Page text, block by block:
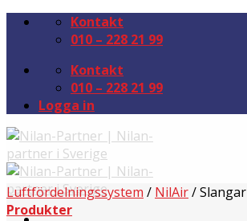
Kontakt
010 – 228 21 99
Kontakt
010 – 228 21 99
Logga in
Luftfördelningssystem / NilAir/Slangar
Produkter